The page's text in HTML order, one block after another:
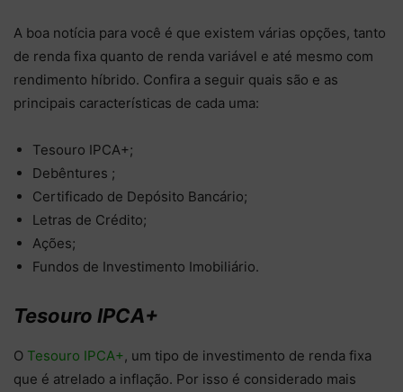
A boa notícia para você é que existem várias opções, tanto
de renda fixa quanto de renda variável e até mesmo com
rendimento híbrido. Confira a seguir quais são e as
principais características de cada uma:
Tesouro IPCA+;
Debêntures ;
Certificado de Depósito Bancário;
Letras de Crédito;
Ações;
Fundos de Investimento Imobiliário.
Tesouro IPCA+
O Tesouro IPCA+, um tipo de investimento de renda fixa
que é atrelado a inflação. Por isso é considerado mais